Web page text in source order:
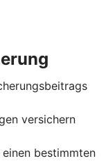
versichern
bestimmten